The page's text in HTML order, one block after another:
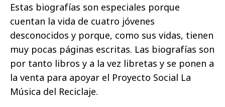
Estas biografías son especiales porque
cuentan la vida de cuatro jóvenes
desconocidos y porque, como sus vidas, tienen
muy pocas páginas escritas. Las biografías son
por tanto libros y a la vez libretas y se ponen a
la venta para apoyar el Proyecto Social La
Música del Reciclaje.